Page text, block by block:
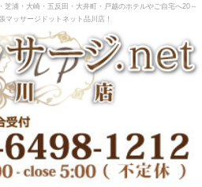
浦・大崎・五反田・大井町・戸越のホテルやご自宅へ20～
マッサージドットネット品川店！